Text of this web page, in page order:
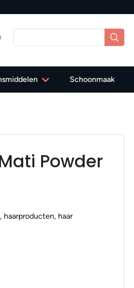
40,-
Schoonmaak
Powder
haar